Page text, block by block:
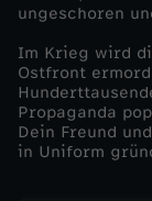
d
o
k
ungeschoren
Im Krieg wird
Ostfront
Propaganda
Dein Freund
in Uniform